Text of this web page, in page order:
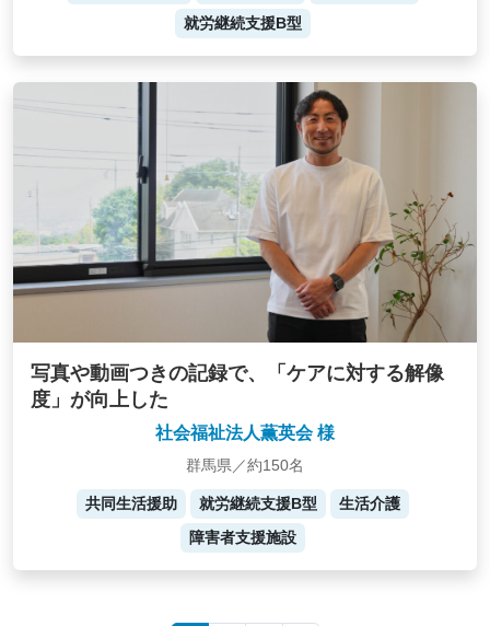
就労継続支援B型
写真や動画つきの記録で、「ケアに対する解像
度」が向上した
社会福祉法人薫英会 様
群馬県／約150名
共同生活援助 就労継続支援B型
生活介護
障害者支援施設